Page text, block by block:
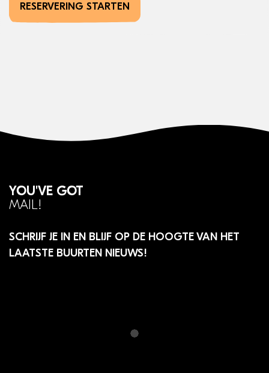
RESERVERING STARTEN
You've got
Mail!
SCHRIJF JE IN EN BLIJF OP DE HOOGTE VAN HET
LAATSTE BUURTEN NIEUWS!